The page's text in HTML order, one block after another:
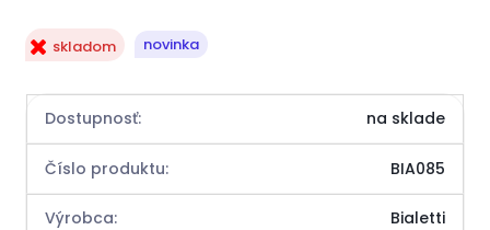
skladom novinka
Dostupnosť: na sklade
Číslo produktu: BIA085
Výrobca: Bialetti